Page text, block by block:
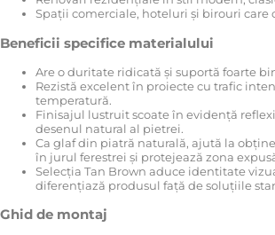
Spații comerciale, hoteluri și birouri
Beneficii specifice materialului
Are o duritate ridicată și suportă foarte
Rezistă excelent în proiecte cu trafic
temperatură.
Finisajul lustruit scoate în evidență
desenul natural al pietrei.
Ca glaf din piatră naturală, ajută la
în jurul ferestrei și protejează zona
Selecția Tan Brown aduce identitate
diferențiază produsul față de soluțiile
Ghid de montaj